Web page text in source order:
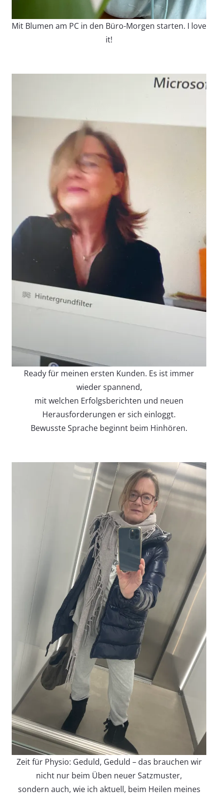
Mit Blumen am PC in den Büro-Morgen starten. I love
it!
Ready für meinen ersten Kunden. Es ist immer
wieder spannend,
mit welchen Erfolgsberichten und neuen
Herausforderungen er sich einloggt.
Bewusste Sprache beginnt beim Hinhören.
Zeit für Physio: Geduld, Geduld – das brauchen wir
nicht nur beim Üben neuer Satzmuster,
sondern auch, wie ich aktuell, beim Heilen meines